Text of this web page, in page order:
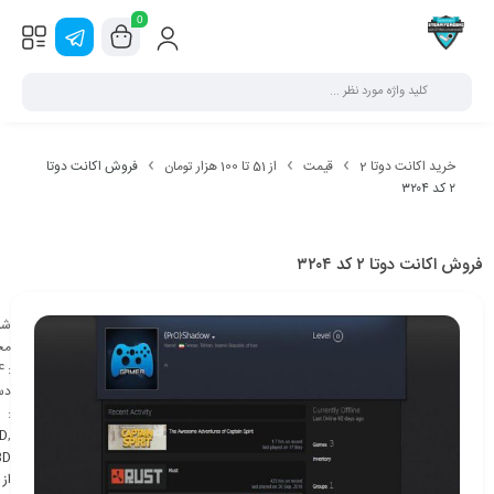
0
خرید اکانت دوتا 2 قیمت از 51 تا 100 هزار تومان
فروش اکانت دوتا
۲ کد ۳۲۰۴
فروش اکانت دوتا ۲ کد ۳۲۰۴
:
:
,